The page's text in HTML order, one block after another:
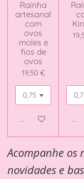
Raínha
artesanal
com
ovos
moles e
fios de
ovos
19,50 €
Adicionar ao
Acompanhe os
novidades e